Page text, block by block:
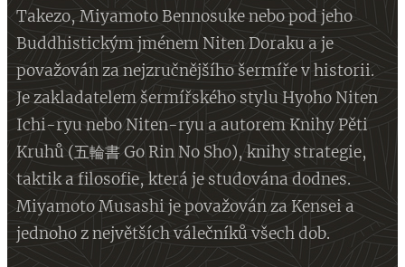
Takezo, Miyamoto Bennosuke nebo pod jeho
Buddhistickým jménem Niten Doraku a je
považován za nejzručnějšího šermíře v historii.
Je zakladatelem šermířského stylu Hyoho Niten
Ichi-ryu nebo Niten-ryu a autorem Knihy Pěti
Kruhů (五輪書 Go Rin No Sho), knihy strategie,
taktik a filosofie, která je studována dodnes.
Miyamoto Musashi je považován za Kensei a
jednoho z největších válečníků všech dob.